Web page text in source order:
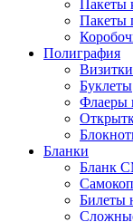
Пакеты
Пакеты
Полиграфия
Визитки
Буклеты
Флаеры
Бланки
Бланк
Билеты